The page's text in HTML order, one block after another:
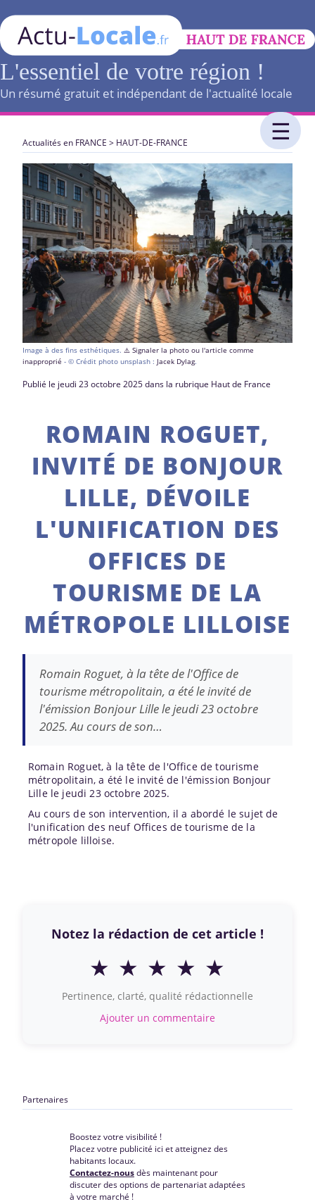
L'essentiel de votre région !
Un résumé gratuit et indépendant de l'actualité locale
Actualités en FRANCE > HAUT-DE-FRANCE
Image à des fins esthétiques. ⚠️ Signaler la photo ou l'article comme
inapproprié - © Crédit photo unsplash : Jacek Dylag.
Publié le jeudi 23 octobre 2025 dans la rubrique Haut de France
ROMAIN ROGUET,
INVITÉ DE BONJOUR
LILLE, DÉVOILE
L'UNIFICATION DES
OFFICES DE
TOURISME DE LA
MÉTROPOLE LILLOISE
Romain Roguet, à la tête de l'Office de
tourisme métropolitain, a été le invité de
l'émission Bonjour Lille le jeudi 23 octobre
2025. Au cours de son…
Romain Roguet, à la tête de l'Office de tourisme
métropolitain, a été le invité de l'émission Bonjour
Lille le jeudi 23 octobre 2025.
Au cours de son intervention, il a abordé le sujet de
l'unification des neuf Offices de tourisme de la
métropole lilloise.
Notez la rédaction de cet article !
★ ★ ★ ★ ★
Pertinence, clarté, qualité rédactionnelle
Ajouter un commentaire
Partenaires
Boostez votre visibilité !
Placez votre publicité ici et atteignez des
habitants locaux.
Contactez-nousdès maintenant pour
discuter des options de partenariat adaptées
à votre marché !